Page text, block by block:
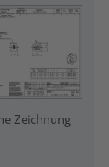
Zeichnung